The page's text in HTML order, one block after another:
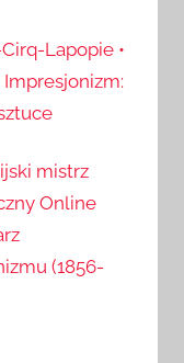
Lapopie •
Impresjonizm:
mistrz
Online
(1856-